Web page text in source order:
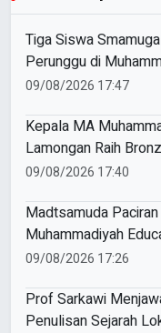
Tiga Siswa
Perunggu di
Awards 2026
09/08/2026 17:47
Kepala MA
Lamongan Raih
Jawa Timur pada ME
09/08/2026 17:40
Madtsamuda
Muhammadiyah
09/08/2026 17:26
Prof Sarkawi
Penulisan Sejarah